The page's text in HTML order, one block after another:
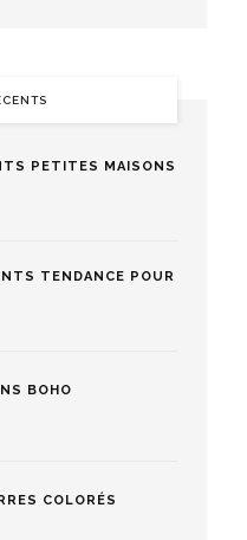
PETITES MAISONS
TENDANCE POUR
BOHO
COLORÉS